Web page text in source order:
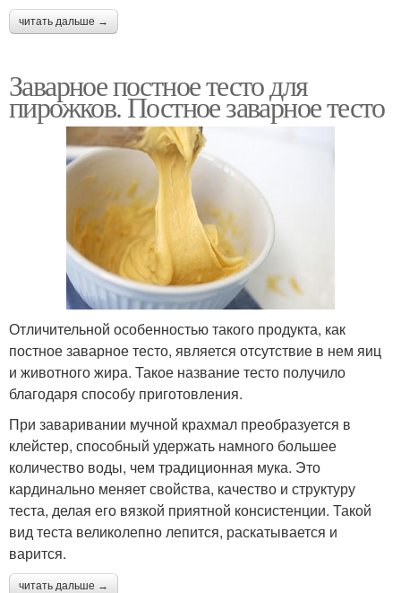
читать дальше →
Заварное постное тесто для
пирожков. Постное заварное тесто
Отличительной особенностью такого продукта, как
постное заварное тесто, является отсутствие в нем яиц
и животного жира. Такое название тесто получило
благодаря способу приготовления.
При заваривании мучной крахмал преобразуется в
клейстер, способный удержать намного большее
количество воды, чем традиционная мука. Это
кардинально меняет свойства, качество и структуру
теста, делая его вязкой приятной консистенции. Такой
вид теста великолепно лепится, раскатывается и
варится.
читать дальше →